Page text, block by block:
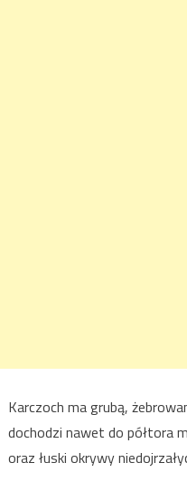
Karczoch ma grubą,
dochodzi nawet do półtora
oraz łuski okrywy